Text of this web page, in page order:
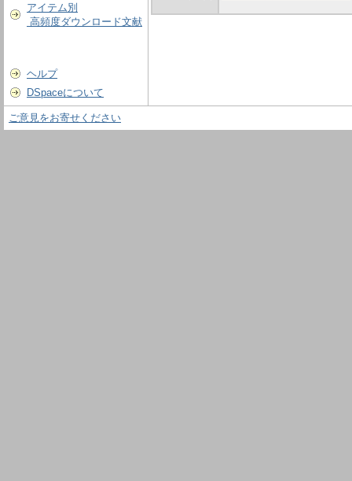
アイテム別
高頻度ダウンロード文献
ヘルプ
DSpaceについて
ご意見をお寄せください